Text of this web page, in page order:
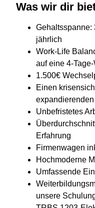
Was wir dir
Gehaltsspanne:
jährlich
Work-Life
auf eine 4-
1.500€
Einen
Unbefristetes
Erfahrung
Firmenwagen
Hochmoderne
Umfassende
unsere